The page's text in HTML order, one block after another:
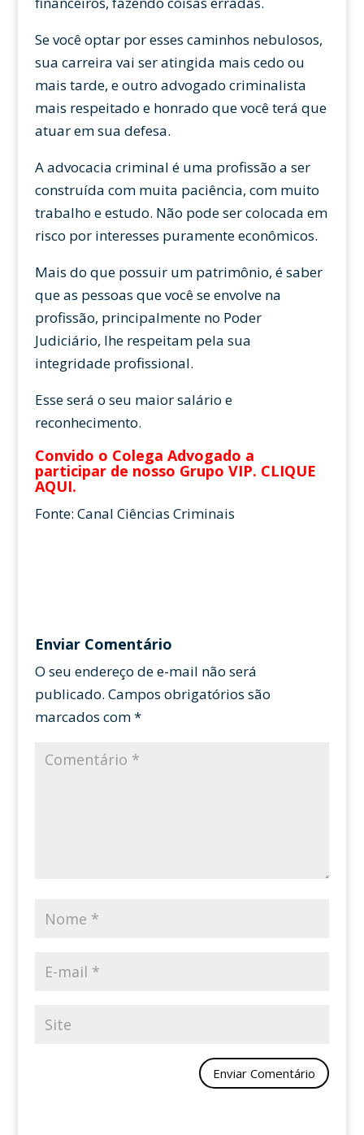
Se você optar por esses caminhos nebulosos,
sua carreira vai ser atingida mais cedo ou
mais tarde, e outro advogado criminalista
mais respeitado e honrado que você terá que
atuar em sua defesa.
A advocacia criminal é uma profissão a ser
construída com muita paciência, com muito
trabalho e estudo. Não pode ser colocada em
risco por interesses puramente econômicos.
Mais do que possuir um patrimônio, é saber
que as pessoas que você se envolve na
profissão, principalmente no Poder
Judiciário, lhe respeitam pela sua
integridade profissional.
Esse será o seu maior salário e
reconhecimento.
Convido o Colega Advogado a
participar de nosso Grupo VIP. CLIQUE
AQUI.
Fonte: Canal Ciências Criminais
Enviar Comentário
O seu endereço de e-mail não será
publicado. Campos obrigatórios são
marcados com*